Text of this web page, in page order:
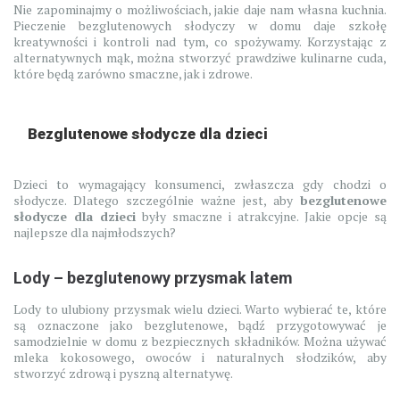
Nie zapominajmy o możliwościach, jakie daje nam własna kuchnia.
Pieczenie bezglutenowych słodyczy w domu daje szkołę
kreatywności i kontroli nad tym, co spożywamy. Korzystając z
alternatywnych mąk, można stworzyć prawdziwe kulinarne cuda,
które będą zarówno smaczne, jak i zdrowe.
Bezglutenowe słodycze dla dzieci
Dzieci to wymagający konsumenci, zwłaszcza gdy chodzi o
słodycze. Dlatego szczególnie ważne jest, aby bezglutenowe
słodycze dla dzieci były smaczne i atrakcyjne. Jakie opcje są
najlepsze dla najmłodszych?
Lody – bezglutenowy przysmak latem
Lody to ulubiony przysmak wielu dzieci. Warto wybierać te, które
są oznaczone jako bezglutenowe, bądź przygotowywać je
samodzielnie w domu z bezpiecznych składników. Można używać
mleka kokosowego, owoców i naturalnych słodzików, aby
stworzyć zdrową i pyszną alternatywę.